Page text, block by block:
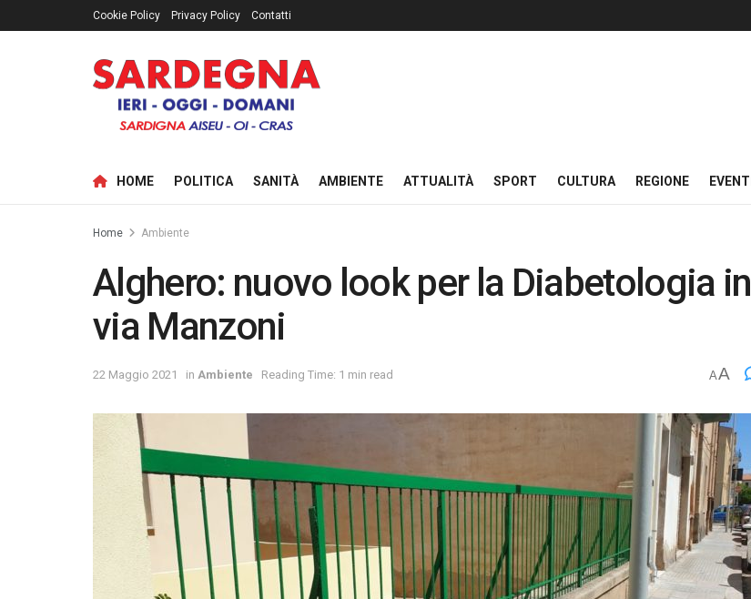
Cookie Policy Privacy Policy Contatti
HOME POLITICA SANITÀ AMBIENTE ATTUALITÀ SPORT CULTURA REGIONE EVENTI
Home Ambiente
Alghero: nuovo look per la Diabetologia in
via Manzoni
22 Maggio 2021 in Ambiente Reading Time: 1 min read AA